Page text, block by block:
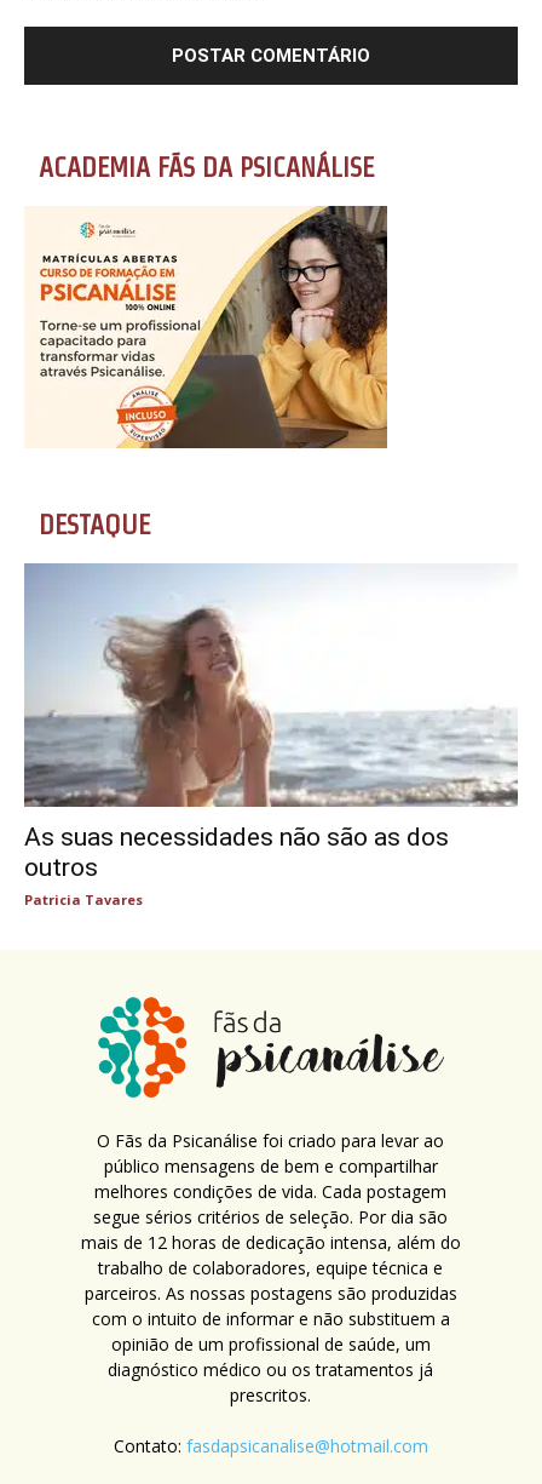
ACADEMIA FÃS DA PSICANÁLISE
DESTAQUE
As suas necessidades não são as dos
outros
Patricia Tavares
O Fãs da Psicanálise foi criado para levar ao
público mensagens de bem e compartilhar
melhores condições de vida. Cada postagem
segue sérios critérios de seleção. Por dia são
mais de 12 horas de dedicação intensa, além do
trabalho de colaboradores, equipe técnica e
parceiros. As nossas postagens são produzidas
com o intuito de informar e não substituem a
opinião de um profissional de saúde, um
diagnóstico médico ou os tratamentos já
prescritos.
Contato: fasdapsicanalise@hotmail.com